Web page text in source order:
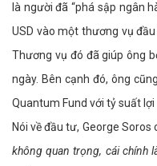
là người đã “phá sập ngân
USD vào một thương vụ
Thương vụ đó đã giúp ông
ngày. Bên cạnh đó, ông
Quantum Fund với tỷ suất
Nói về đầu tư, George Soros
không quan trọng, cái chính